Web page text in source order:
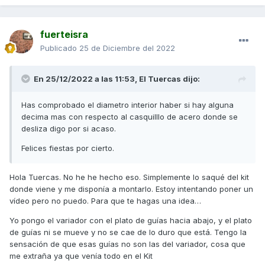
fuerteisra
Publicado 25 de Diciembre del 2022
En 25/12/2022 a las 11:53, El Tuercas dijo:
Has comprobado el diametro interior haber si hay alguna
decima mas con respecto al casquilllo de acero donde se
desliza digo por si acaso.
Felices fiestas por cierto.
Hola Tuercas. No he he hecho eso. Simplemente lo saqué del kit
donde viene y me disponía a montarlo. Estoy intentando poner un
vídeo pero no puedo. Para que te hagas una idea…
Yo pongo el variador con el plato de guías hacia abajo, y el plato
de guías ni se mueve y no se cae de lo duro que está. Tengo la
sensación de que esas guías no son las del variador, cosa que
me extraña ya que venía todo en el Kit